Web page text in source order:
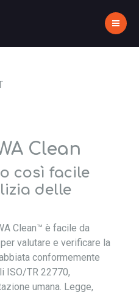
Clean
così facile
delle
Clean™ è facile da
valutare e verificare la
conformemente
ISO/TR 22770,
umana. Legge,